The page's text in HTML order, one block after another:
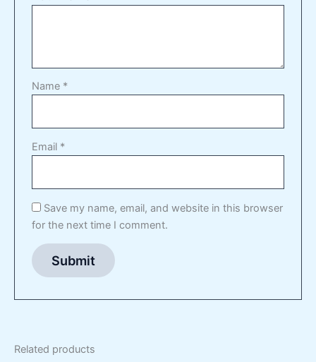
Name *
Email *
Save my name, email, and website in this browser
for the next time I comment.
Related products